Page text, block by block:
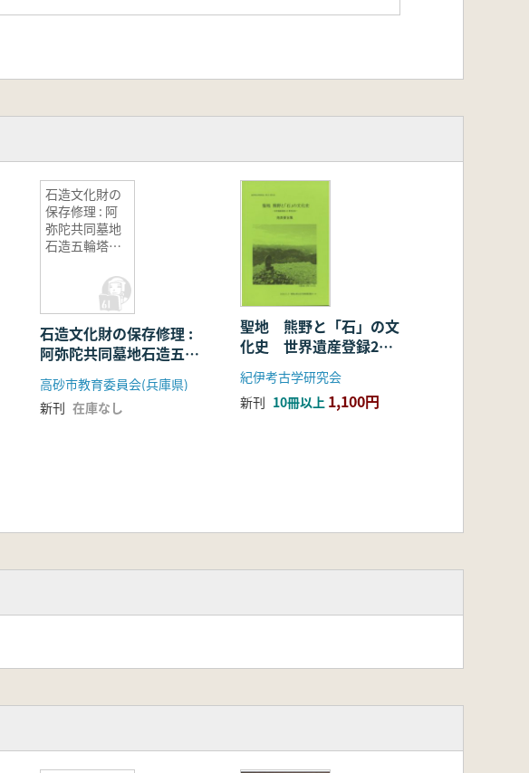
石造文化財の
保存修理 : 阿
弥陀共同墓地
石造五輪塔の
石造文化財の保存修理 :
阿弥陀共同墓地石造五輪
塔の保存修理
高砂市教育委員会(兵庫県)
新刊 在庫なし
聖地 熊野と「石」の文
化史 世界遺産登録20
周年記念
紀伊考古学研究会
新刊 10冊以上 1,100円